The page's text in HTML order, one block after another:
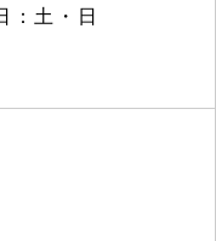
：土・日